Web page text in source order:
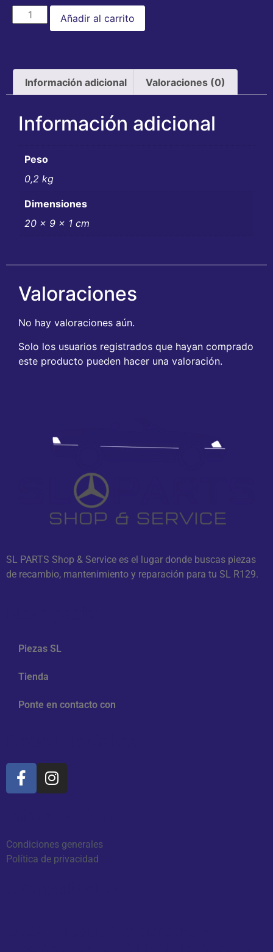
Añadir al carrito
Información adicional Valoraciones (0)
Información adicional
Peso
0,2 kg
Dimensiones
20 × 9 × 1 cm
Valoraciones
No hay valoraciones aún.
Solo los usuarios registrados que hayan comprado
este producto pueden hacer una valoración.
SL PARTS Shop & Service es el lugar donde buscas piezas
de recambio, mantenimiento y reparación para tu SL R129.
Piezas SL
Tienda
Ponte en contacto con
Condiciones generales
Política de privacidad